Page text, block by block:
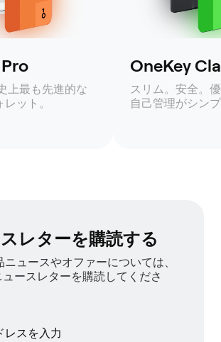
上最も先進的な
ット。
OneKey
スリム。安全。
自己管理がシン
レターを購読する
ュースやオファーについては、
ースレターを購読してくださ